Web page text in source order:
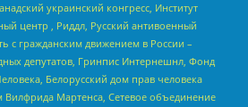
украинский конгресс, Институт
центр , Риддл, Русский антивоенный
с гражданским движением в России –
депутатов, Гринпис Интернешнл, Фонд
Белорусский дом прав человека
Вилфрида Мартенса, Сетевое объединение